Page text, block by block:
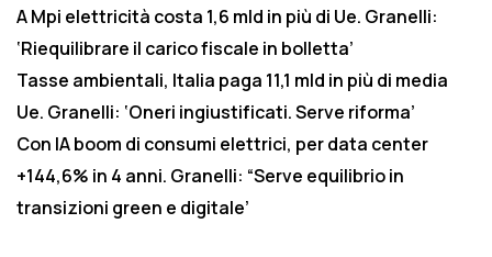
A Mpi elettricità costa 1,6 mld in più di Ue. Granelli:
‘Riequilibrare il carico fiscale in bolletta’
Tasse ambientali, Italia paga 11,1 mld in più di media
Ue. Granelli: ‘Oneri ingiustificati. Serve riforma’
Con IA boom di consumi elettrici, per data center
+144,6% in 4 anni. Granelli: “Serve equilibrio in
transizioni green e digitale’